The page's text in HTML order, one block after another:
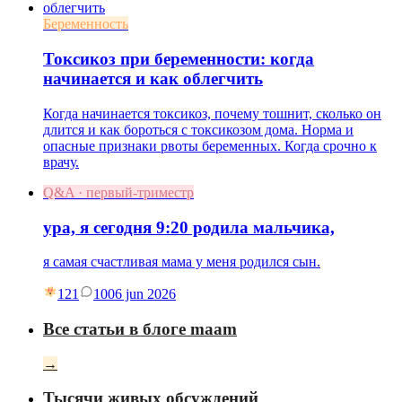
Беременность
Токсикоз при беременности: когда
начинается и как облегчить
Когда начинается токсикоз, почему тошнит, сколько он
длится и как бороться с токсикозом дома. Норма и
опасные признаки рвоты беременных. Когда срочно к
врачу.
Q&A · первый-триместр
ура, я сегодня 9:20 родила мальчика,
я самая счастливая мама у меня родился сын.
121 1006 jun 2026
Все статьи в блоге maam
→